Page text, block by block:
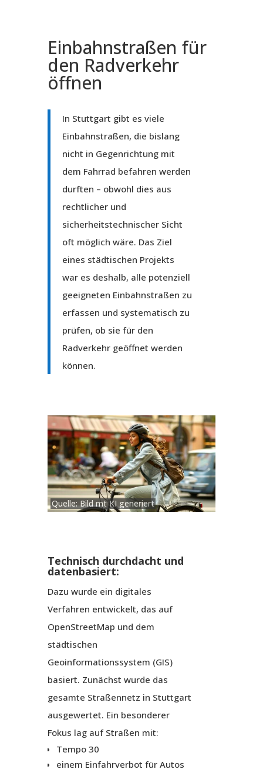
Einbahnstraßen für
den Radverkehr
öffnen
In Stuttgart gibt es viele
Einbahnstraßen, die bislang
nicht in Gegenrichtung mit
dem Fahrrad befahren werden
durften – obwohl dies aus
rechtlicher und
sicherheitstechnischer Sicht
oft möglich wäre. Das Ziel
eines städtischen Projekts
war es deshalb, alle potenziell
geeigneten Einbahnstraßen zu
erfassen und systematisch zu
prüfen, ob sie für den
Radverkehr geöffnet werden
können.
Quelle: Bild mt KI generiert
Technisch durchdacht und
datenbasiert:
Dazu wurde ein digitales
Verfahren entwickelt, das auf
OpenStreetMap und dem
städtischen
Geoinformationssystem (GIS)
basiert. Zunächst wurde das
gesamte Straßennetz in Stuttgart
ausgewertet. Ein besonderer
Fokus lag auf Straßen mit:
Tempo 30
einem Einfahrverbot für Autos